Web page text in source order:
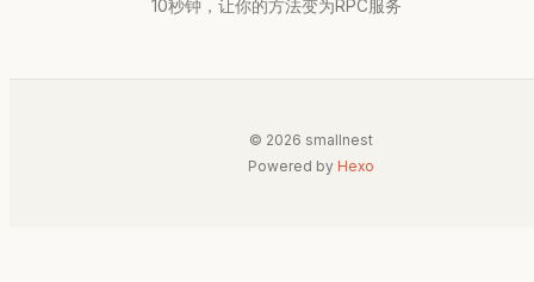
10秒钟，让你的方法变为RPC服务
© 2026 smallnest
Powered by Hexo